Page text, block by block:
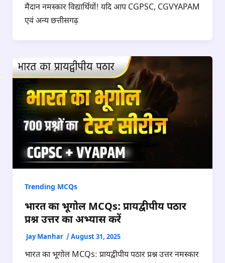
मैदान नमस्कार विद्यार्थियों! यदि आप CGPSC, CGVYAPAM
एवं अन्य छत्तीसगढ़
Trending MCQs
भारत का भूगोल MCQs: प्रायद्वीपीय पठार
प्रश्न उत्तर का अभ्यास करें
Jay Manhar /August 31, 2025
भारत का भूगोल MCQs: प्रायद्वीपीय पठार प्रश्न उत्तर नमस्कार